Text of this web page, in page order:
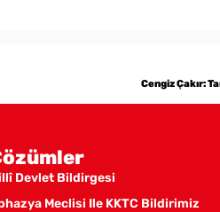
Cengiz Çakır:
Devlet Bildirgesi
Meclisi Ile KKTC Bildirimiz